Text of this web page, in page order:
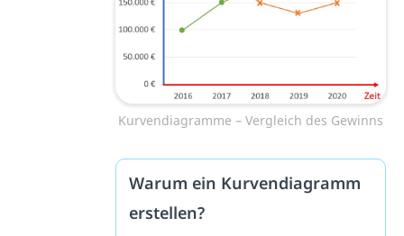
Kurvendiagramme – Vergleich des Gewinns
Warum ein Kurvendiagramm
erstellen?